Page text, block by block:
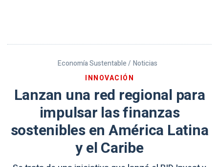
Economía Sustentable / Noticias
INNOVACIÓN
Lanzan una red regional para
impulsar las finanzas
sostenibles en América Latina
y el Caribe